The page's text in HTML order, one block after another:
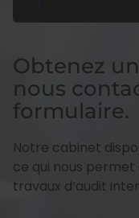
Obtenez
nous
formulaire.
Notre cabinet
ce qui nous
travaux d’audit